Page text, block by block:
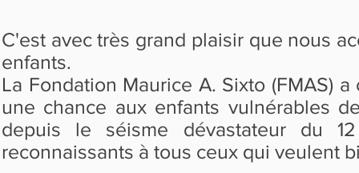
C'est avec très grand plaisir que nous
enfants.
La Fondation Maurice A. Sixto (FMAS)
une chance aux enfants vulnérables
depuis le séisme dévastateur du
reconnaissants à tous ceux qui veulent